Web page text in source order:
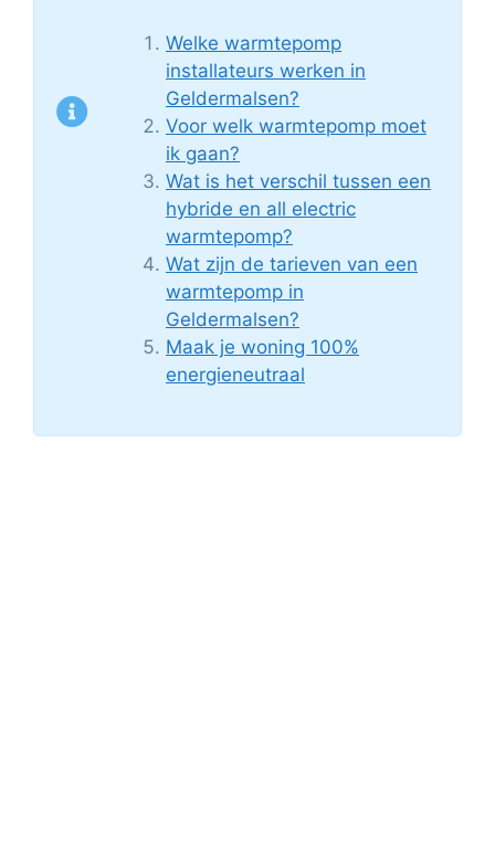
Welke warmtepomp
installateurs werken in
Geldermalsen?
Voor welk warmtepomp moet
ik gaan?
Wat is het verschil tussen een
hybride en all electric
warmtepomp?
Wat zijn de tarieven van een
warmtepomp in
Geldermalsen?
Maak je woning 100%
energieneutraal